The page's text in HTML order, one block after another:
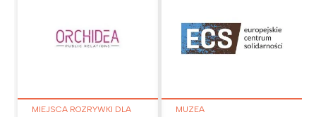
MIEJSCA ROZRYWKI DLA
MUZEA